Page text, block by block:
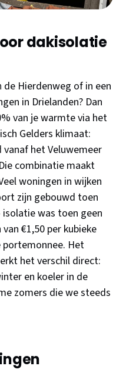
dakisolatie
de Hierdenweg of in een
in Drielanden? Dan
van je warmte via het
Gelders klimaat:
het Veluwemeer
combinatie maakt
woningen in wijken
zijn gebouwd toen
was toen geen
€1,50 per kubieke
Het
het verschil direct:
en koeler in de
zomers die we steeds